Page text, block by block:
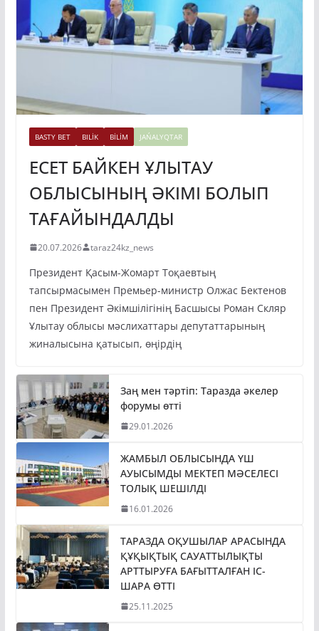
BASTY BET BILİK BİLİM JAŃALYQTAR
ЕСЕТ БАЙКЕН ҰЛЫТАУ
ОБЛЫСЫНЫҢ ӘКІМІ БОЛЫП
ТАҒАЙЫНДАЛДЫ
20.07.2026 taraz24kz_news
Президент Қасым-Жомарт Тоқаевтың
тапсырмасымен Премьер-министр Олжас Бектенов
пен Президент Әкімшілігінің Басшысы Роман Скляр
Ұлытау облысы мәслихаттары депутаттарының
жиналысына қатысып, өңірдің
Заң мен тәртіп: Таразда әкелер
форумы өтті
29.01.2026
ЖАМБЫЛ ОБЛЫСЫНДА ҮШ
АУЫСЫМДЫ МЕКТЕП МӘСЕЛЕСІ
ТОЛЫҚ ШЕШІЛДІ
16.01.2026
ТАРАЗДА ОҚУШЫЛАР АРАСЫНДА
ҚҰҚЫҚТЫҚ САУАТТЫЛЫҚТЫ
АРТТЫРУҒА БАҒЫТТАЛҒАН ІС-
ШАРА ӨТТІ
25.11.2025